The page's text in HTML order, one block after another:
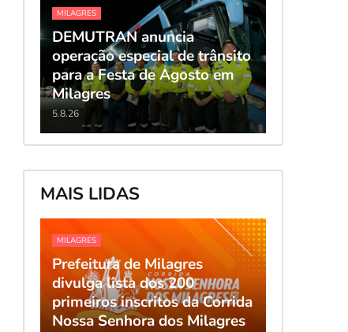
MILAGRES
DEMUTRAN anuncia
operação especial de trânsito
para a Festa de Agosto em
Milagres
5.8.26
MAIS LIDAS
MILAGRES
Prefeitura de Milagres
divulga lista dos 200
primeiros inscritos da Corrida
Nossa Senhora dos Milagres